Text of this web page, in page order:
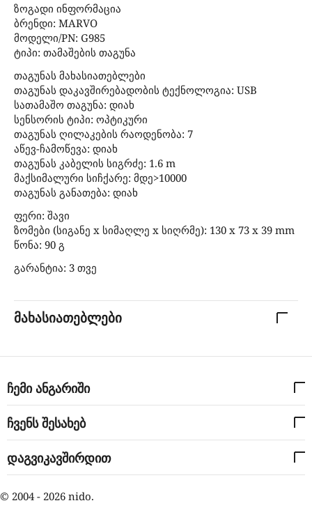
ზოგადი ინფორმაცია
ბრენდი: MARVO
მოდელი/PN: G985
ტიპი: თამაშების თაგუნა
თაგუნას მახასიათებლები
თაგუნას დაკავშირებადობის ტექნოლოგია: USB
სათამაშო თაგუნა: დიახ
სენსორის ტიპი: ოპტიკური
თაგუნას ღილაკების რაოდენობა: 7
აწევ-ჩამოწევა: დიახ
თაგუნას კაბელის სიგრძე: 1.6 m
მაქსიმალური სიჩქარე: მდე>10000
თაგუნას განათება: დიახ
ფერი: შავი
ზომები (სიგანე x სიმაღლე x სიღრმე): 130 x 73 x 39 mm
წონა: 90 გ
გარანტია: 3 თვე
მახასიათებლები
ჩემი ანგარიში
ჩვენს შესახებ
დაგვიკავშირდით
© 2004 - 2026 nido.